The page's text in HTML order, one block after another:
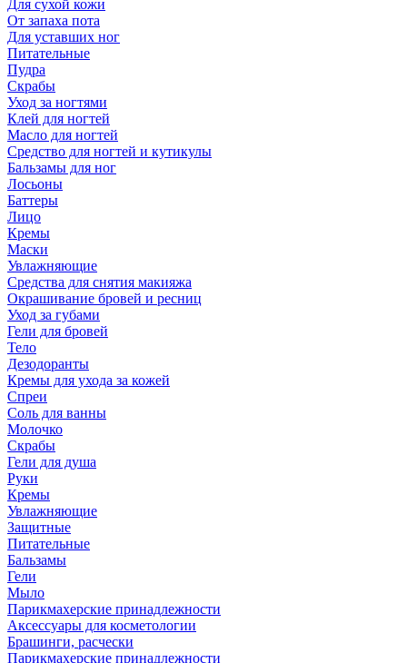
Для сухой кожи
От запаха пота
Для уставших ног
Питательные
Пудра
Скрабы
Уход за ногтями
Клей для ногтей
Масло для ногтей
Средство для ногтей и кутикулы
Бальзамы для ног
Лосьоны
Баттеры
Лицо
Кремы
Маски
Увлажняющие
Средства для снятия макияжа
Окрашивание бровей и ресниц
Уход за губами
Гели для бровей
Тело
Дезодоранты
Кремы для ухода за кожей
Спреи
Соль для ванны
Молочко
Скрабы
Гели для душа
Руки
Кремы
Увлажняющие
Защитные
Питательные
Бальзамы
Гели
Мыло
Парикмахерские принадлежности
Аксессуары для косметологии
Брашинги, расчески
Парикмахерские принадлежности